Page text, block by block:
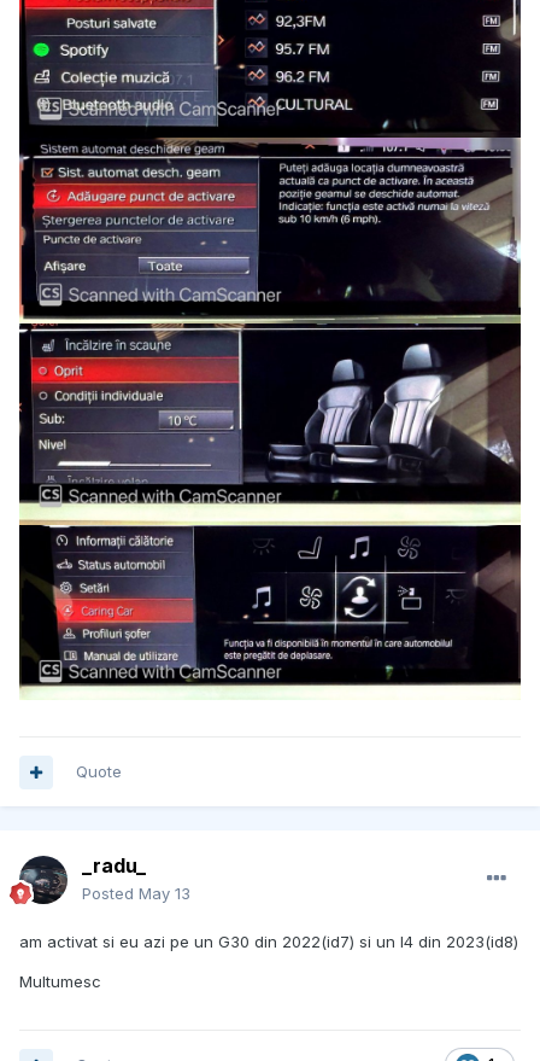
Quote
_radu_
Posted May 13
am activat si eu azi pe un G30 din 2022(id7) si un I4 din 2023(id8)
Multumesc